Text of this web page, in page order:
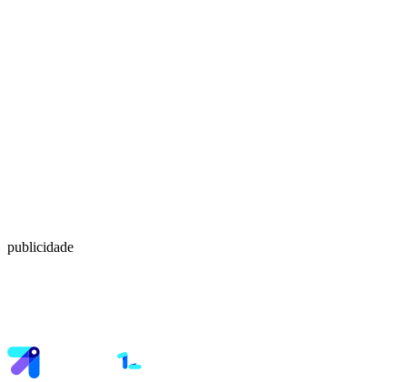
publicidade